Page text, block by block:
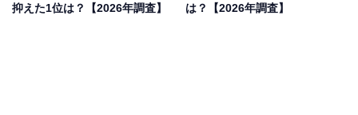
抑えた1位は？【2026年調査】
は？【2026年調査】